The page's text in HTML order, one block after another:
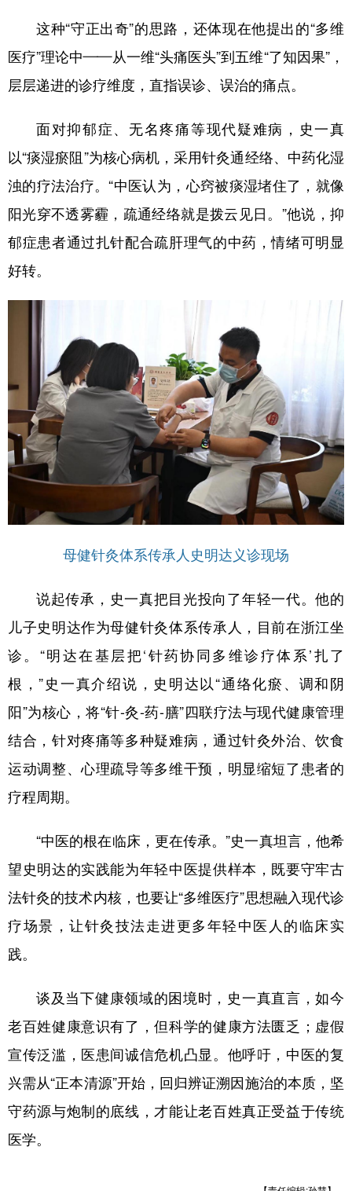
这种“守正出奇”的思路，还体现在他提出的“多维
医疗”理论中——从一维“头痛医头”到五维“了知因果”，
层层递进的诊疗维度，直指误诊、误治的痛点。
面对抑郁症、无名疼痛等现代疑难病，史一真
以“痰湿瘀阻”为核心病机，采用针灸通经络、中药化湿
浊的疗法治疗。“中医认为，心窍被痰湿堵住了，就像
阳光穿不透雾霾，疏通经络就是拨云见日。”他说，抑
郁症患者通过扎针配合疏肝理气的中药，情绪可明显
好转。
母健针灸体系传承人史明达义诊现场
说起传承，史一真把目光投向了年轻一代。他的
儿子史明达作为母健针灸体系传承人，目前在浙江坐
诊。“明达在基层把‘针药协同多维诊疗体系’扎了
根，”史一真介绍说，史明达以“通络化瘀、调和阴
阳”为核心，将“针-灸-药-膳”四联疗法与现代健康管理
结合，针对疼痛等多种疑难病，通过针灸外治、饮食
运动调整、心理疏导等多维干预，明显缩短了患者的
疗程周期。
“中医的根在临床，更在传承。”史一真坦言，他希
望史明达的实践能为年轻中医提供样本，既要守牢古
法针灸的技术内核，也要让“多维医疗”思想融入现代诊
疗场景，让针灸技法走进更多年轻中医人的临床实
践。
谈及当下健康领域的困境时，史一真直言，如今
老百姓健康意识有了，但科学的健康方法匮乏；虚假
宣传泛滥，医患间诚信危机凸显。他呼吁，中医的复
兴需从“正本清源”开始，回归辨证溯因施治的本质，坚
守药源与炮制的底线，才能让老百姓真正受益于传统
医学。